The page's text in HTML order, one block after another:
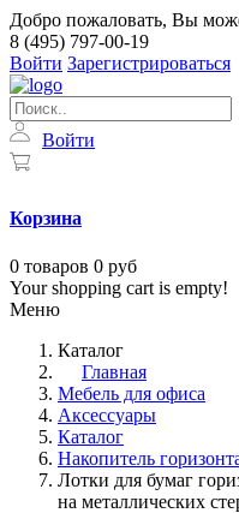
Добро пожаловать, Вы
8 (495) 797-00-19
Войти Зарегистрироваться
Войти
Корзина
0 товаров 0 руб
Your shopping cart is empty!
Меню
Каталог
Главная
Мебель для офиса
Аксессуары
Каталог
Накопитель
Лотки для бумаг
на металлических